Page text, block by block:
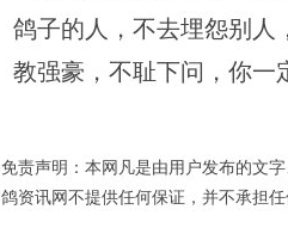
鸽子的人，不去埋怨别人
教强豪，不耻下问，你一
免责声明：本网凡是由用户发布的文
鸽资讯网不提供任何保证，并不承担任